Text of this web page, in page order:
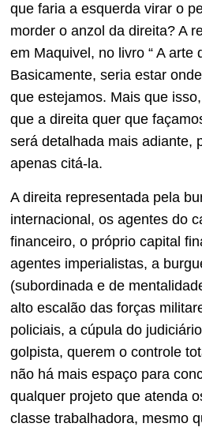
que faria a esquerda virar o
morder o anzol da direita? A
em Maquivel, no livro “ A arte
Basicamente, seria estar
que estejamos. Mais que
que a direita quer que
será detalhada mais adiante,
apenas citá-la.
A direita representada pela
internacional, os agentes do
financeiro, o próprio capital
agentes imperialistas, a
(subordinada e de
alto escalão das forças
policiais, a cúpula do
golpista, querem o controle
não há mais espaço para
qualquer projeto que atenda
classe trabalhadora, mesmo